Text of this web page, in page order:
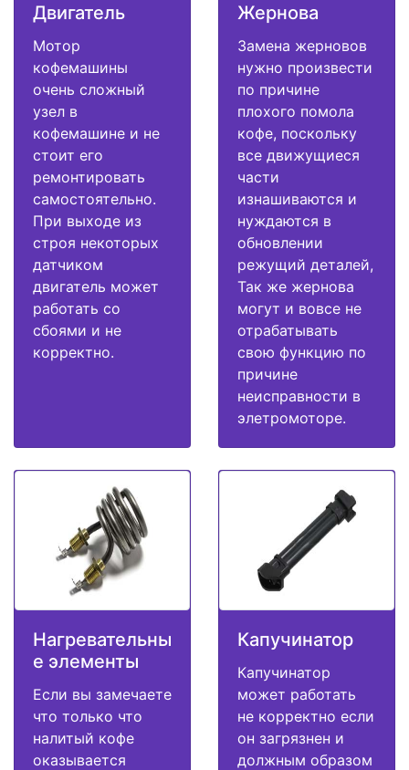
Двигатель
Мотор
кофемашины
очень сложный
узел в
кофемашине и не
стоит его
ремонтировать
самостоятельно.
При выходе из
строя некоторых
датчиком
двигатель может
работать со
сбоями и не
корректно.
Жернова
Замена жерновов
нужно произвести
по причине
плохого помола
кофе, поскольку
все движущиеся
части
изнашиваются и
нуждаются в
обновлении
режущий деталей,
Так же жернова
могут и вовсе не
отрабатывать
свою функцию по
причине
неисправности в
элетромоторе.
Нагревательны
е элементы
Если вы замечаете
что только что
налитый кофе
оказывается
Капучинатор
Капучинатор
может работать
не корректно если
он загрязнен и
должным образом